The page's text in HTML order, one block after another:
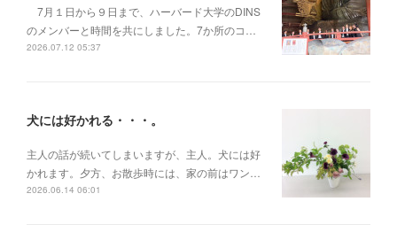
7月１日から９日まで、ハーバード大学のDINS
のメンバーと時間を共にしました。7か所のコ…
2026.07.12 05:37
犬には好かれる・・・。
主人の話が続いてしまいますが、主人。犬には好
かれます。夕方、お散歩時には、家の前はワン…
2026.06.14 06:01